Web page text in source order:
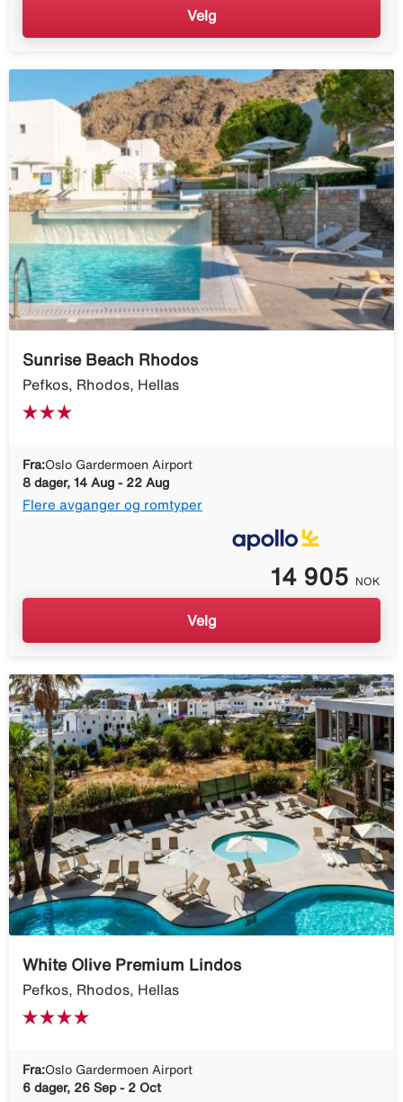
Velg
Sunrise Beach Rhodos
Pefkos, Rhodos, Hellas
Fra:Oslo Gardermoen Airport
8 dager, 14 Aug - 22 Aug
Flere avganger og romtyper
14 905 NOK
Velg
White Olive Premium Lindos
Pefkos, Rhodos, Hellas
Fra:Oslo Gardermoen Airport
6 dager, 26 Sep - 2 Oct